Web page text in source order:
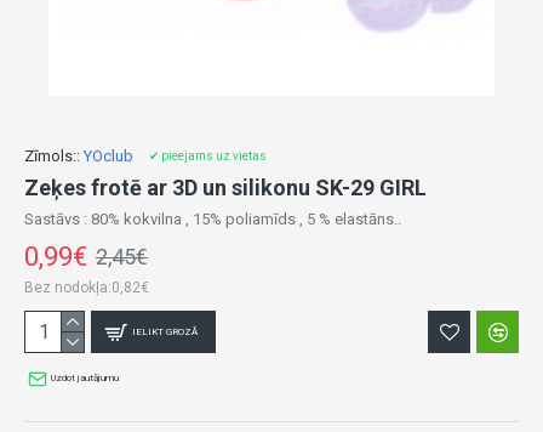
Zīmols:: YOclub ✔ pieejams uz vietas
Zeķes frotē ar 3D un silikonu SK-29 GIRL
Sastāvs : 80% kokvilna , 15% poliamīds , 5 % elastāns..
0,99€ 2,45€
Bez nodokļa:0,82€
IELIKT GROZĀ
Uzdot jautājumu